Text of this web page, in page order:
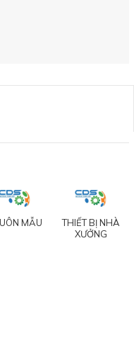
MẪU
THIẾT BỊ NHÀ
XƯỞNG